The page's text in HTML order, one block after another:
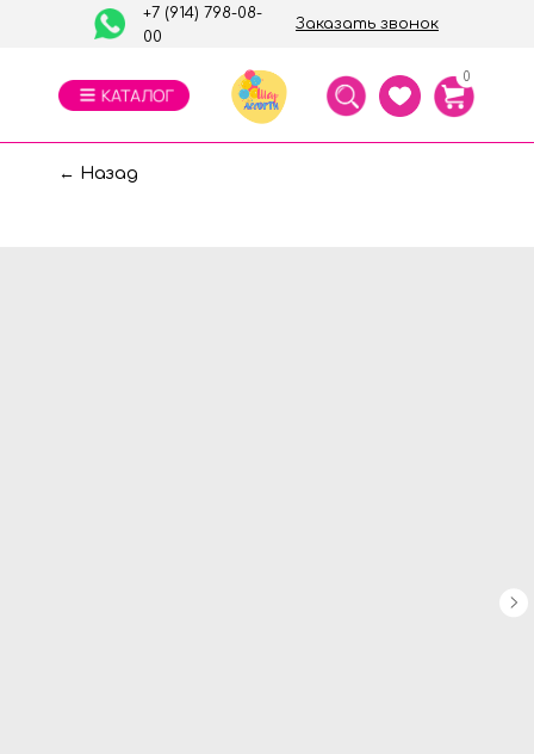
Заказать звонок
+7 (914) 798-08-
00
0
← Назад